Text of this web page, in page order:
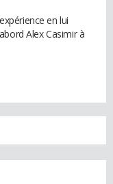
en lui
Alex Casimir à